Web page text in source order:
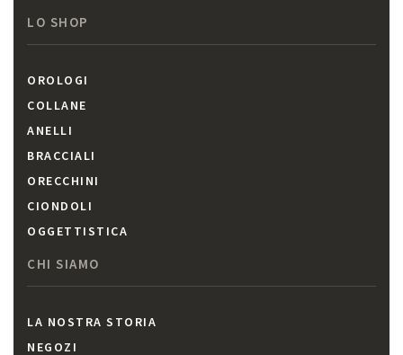
LO SHOP
OROLOGI
COLLANE
ANELLI
BRACCIALI
ORECCHINI
CIONDOLI
OGGETTISTICA
CHI SIAMO
LA NOSTRA STORIA
NEGOZI